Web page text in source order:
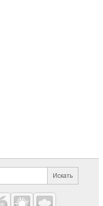
по сайту и
Искать
проекты